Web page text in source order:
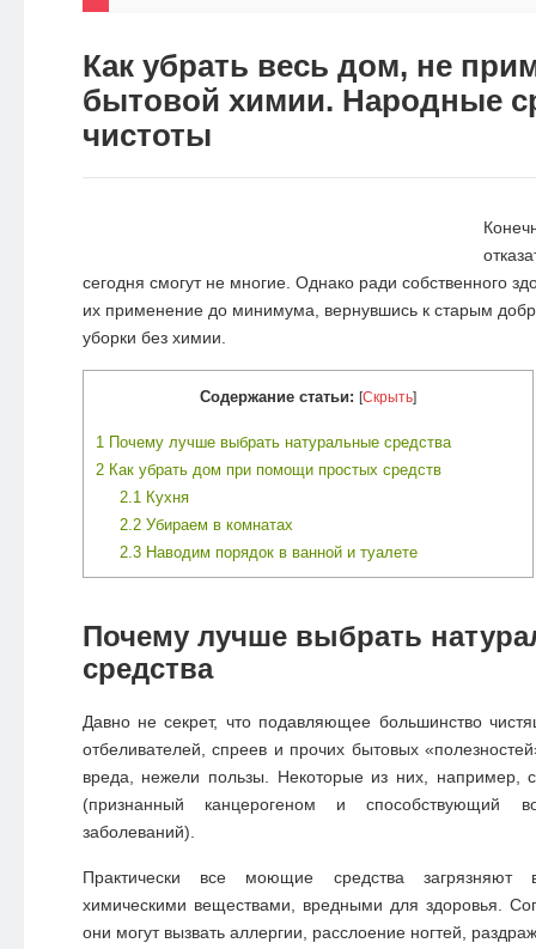
БЛОГ
Как убрать весь дом, не
бытовой химии. Народные
чистоты
сегодня смогут не многие. Однако ради собственного
их применение до минимума, вернувшись к старым
уборки без химии.
Содержание статьи: [Скрыть]
1 Почему лучше выбрать натуральные средства
2Как убрать дом при помощи простых средств
2.1 Кухня
2.2Убираем в комнатах
2.3Наводим порядок в ванной и туалете
Почему лучше выбрать
средства
Давно не секрет, что подавляющее большинство
отбеливателей, спреев и прочих бытовых
вреда, нежели пользы. Некоторые из них, например,
(признанный канцерогеном и способствующий
заболеваний).
Практически все моющие средства загрязняют
химическими веществами, вредными для здоровья.
они могут вызвать аллергии, расслоение ногтей,